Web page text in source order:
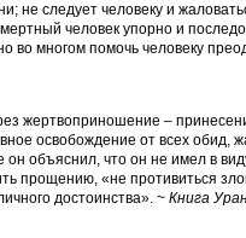
не следует человеку и
человек упорно и
многом помочь человеку
жертвоприношение –
освобождение от всех обид,
он объяснил, что он не имел в
прощению, «не противиться
достоинства». ~ Книга